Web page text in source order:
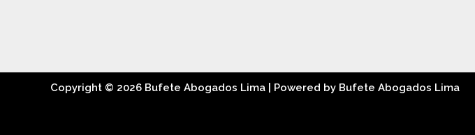
Copyright © 2026 Bufete Abogados Lima | Powered by Bufete Abogados Lima